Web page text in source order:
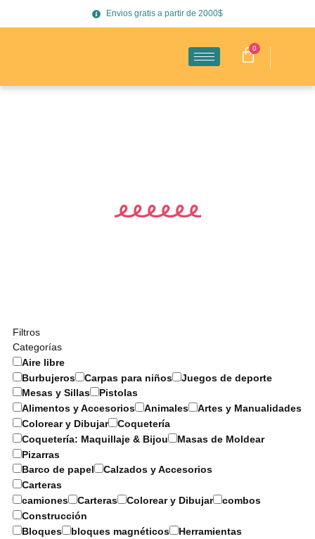
Envios gratis a partir de 2000$
0
Filtros
Categorías
Aire libre
Burbujeros
Carpas para niños
Juegos de deporte
Mesas y Sillas
Pistolas
Alimentos y Accesorios
Animales
Artes y Manualidades
Colorear y Dibujar
Coquetería
Coquetería: Maquillaje & Bijou
Masas de Moldear
Pizarras
Barco de papel
Calzados y Accesorios
Carteras
camiones
Carteras Colorear y Dibujar
combos
Construcción
Bloques
bloques magnéticos
Herramientas